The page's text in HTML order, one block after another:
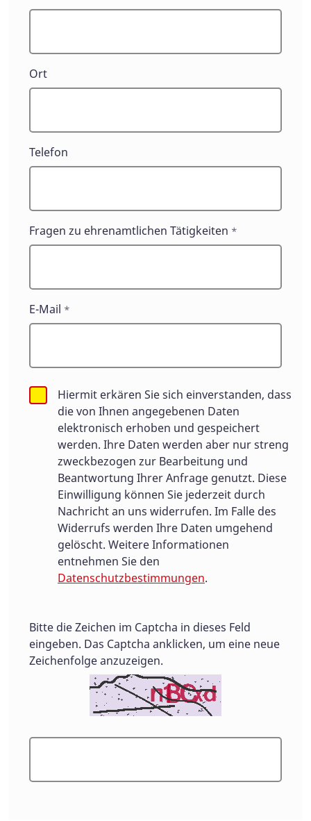
Ort
Telefon
Fragen zu ehrenamtlichen Tätigkeiten *
E-Mail *
Hiermit erkären Sie sich einverstanden, dass
die von Ihnen angegebenen Daten
elektronisch erhoben und gespeichert
werden. Ihre Daten werden aber nur streng
zweckbezogen zur Bearbeitung und
Beantwortung Ihrer Anfrage genutzt. Diese
Einwilligung können Sie jederzeit durch
Nachricht an uns widerrufen. Im Falle des
Widerrufs werden Ihre Daten umgehend
gelöscht. Weitere Informationen
entnehmen Sie den
Datenschutzbestimmungen.
Bitte die Zeichen im Captcha in dieses Feld
eingeben. Das Captcha anklicken, um eine neue
Zeichenfolge anzuzeigen.